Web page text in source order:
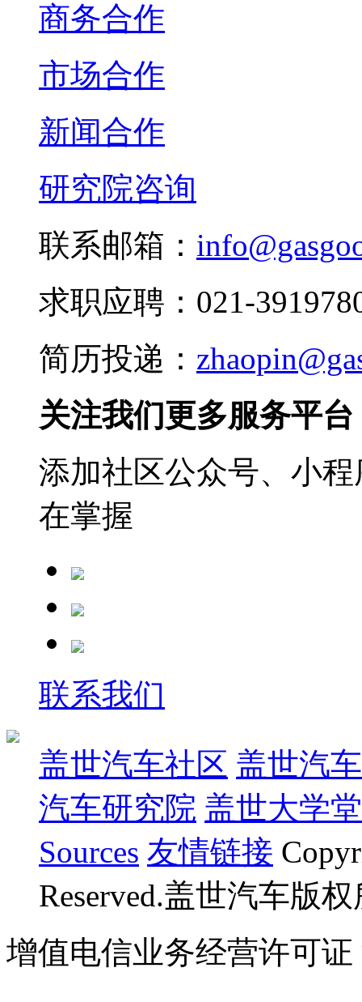
商务合作
市场合作
新闻合作
研究院咨询
联系邮箱：
求职应聘：021-
简历投递：
关注我们更多服务平台
添加社区公众号、小
在掌握
联系我们
盖世汽车社区 盖世汽
汽车研究院 盖世大学堂
Sources 友情链接
Reserved.盖世汽车版
增值电信业务经营许可证